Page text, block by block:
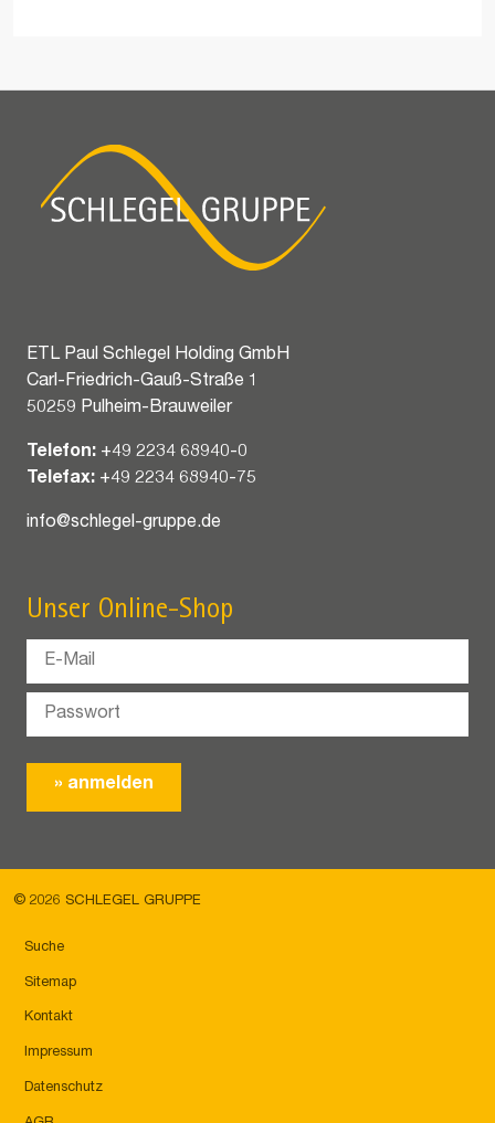
ETL Paul Schlegel Holding GmbH
Carl-Friedrich-Gauß-Straße 1
50259 Pulheim-Brauweiler
Telefon: +49 2234 68940-0
Telefax: +49 2234 68940-75
info@schlegel-gruppe.de
Unser Online-Shop
© 2026 SCHLEGEL GRUPPE
Suche
Sitemap
Kontakt
Impressum
Datenschutz